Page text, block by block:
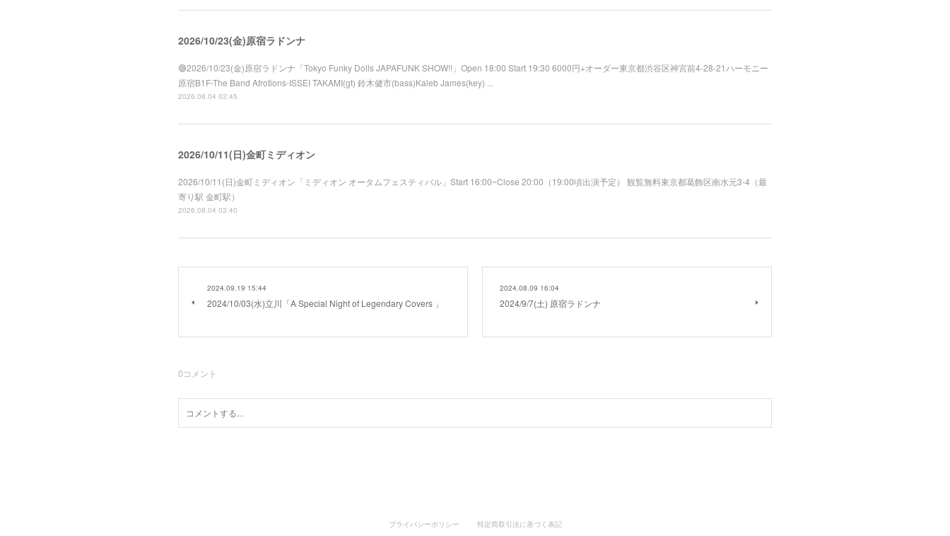
2026/10/23(金)原宿ラドンナ
🟣2026/10/23(金)原宿ラドンナ「Tokyo Funky Dolls JAPAFUNK SHOW!!」Open 18:00 Start 19:30 6000円+オーダー東京都渋谷区神宮前4-28-21ハーモニー
原宿B1F-The Band Afrotions-ISSEI TAKAMI(gt) 鈴木健市(bass)Kaleb James(key) ...
2026.08.04 03:45
2026/10/11(日)金町ミディオン
2026/10/11(日)金町ミディオン「ミディオン オータムフェスティバル」Start 16:00~Close 20:00（19:00頃出演予定） 観覧無料東京都葛飾区南水元3-4（最
寄り駅 金町駅）
2026.08.04 03:40
2024.09.19 15:44
2024/10/03(水)立川「A Special Night of Legendary Covers 」
2024.08.09 16:04
2024/9/7(土) 原宿ラドンナ
0コメント
プライバシーポリシー 特定商取引法に基づく表記